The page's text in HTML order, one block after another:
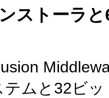
ストーラ
ムと32ビ